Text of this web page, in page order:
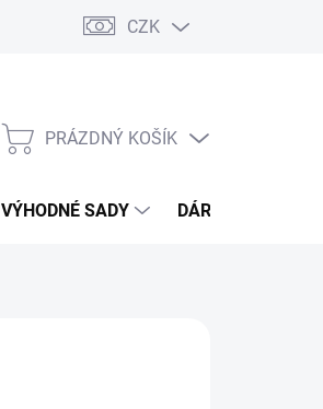
CZK
NÁKUPNÍ
PRÁZDNÝ KOŠÍK
VÝHODNÉ SADY DÁRKOVÝ